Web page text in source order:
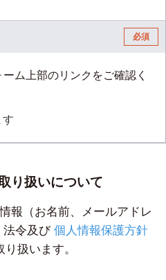
必須
ム上部のリンクをご確認く
す
り扱いについて
報（お名前、メールアドレ
法令及び 個人情報保護方針
扱います。